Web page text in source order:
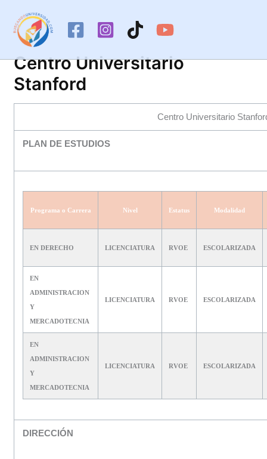
contenido
Centro Universitario
Stanford
Centro Universitario
PLAN DE ESTUDIOS
Programa o Carrera Nivel Estatus Modalidad
EN DERECHO LICENCIATURA RVOE ESCOLARIZADA
EN
ADMINISTRACION
Y
MERCADOTECNIA
LICENCIATURA RVOE ESCOLARIZADA
EN
ADMINISTRACION
Y
MERCADOTECNIA
LICENCIATURA RVOE ESCOLARIZADA
DIRECCIÓN